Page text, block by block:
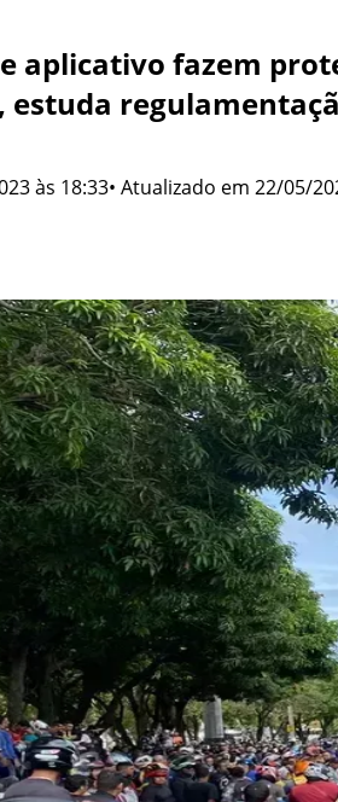
aplicativo fazem
estuda
às 18:33• Atualizado em 22/05/